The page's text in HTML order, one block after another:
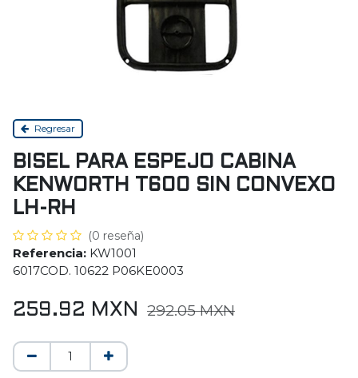
Regresar
BISEL PARA ESPEJO CABINA
KENWORTH T600 SIN CONVEXO
LH-RH
(0 reseña)
Referencia: KW1001
6017COD. 10622 P06KE0003
259.92 MXN 292.05MXN